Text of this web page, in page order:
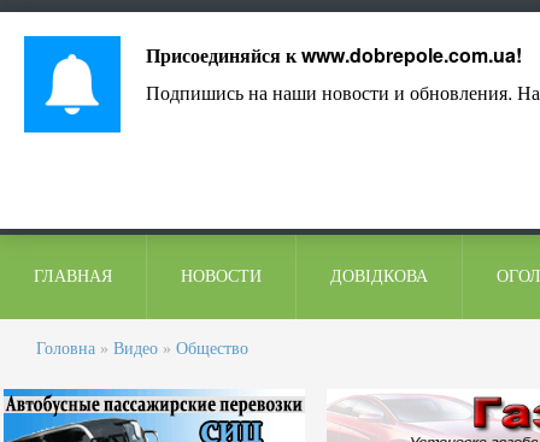
ГЛАВНАЯ НОВОСТИ ДОВІДКОВА
Головна » Видео » Общество
Присоединяйся кwww.dobrepole.com.ua!
Подпишись на наши новости и обновления.